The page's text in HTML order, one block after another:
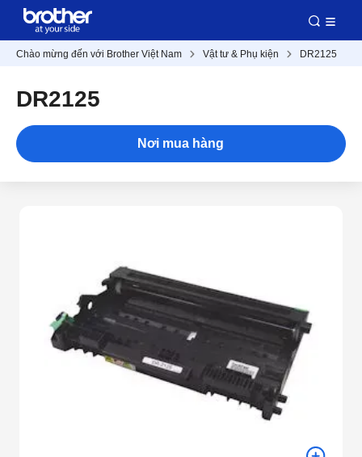
Chào mừng đến với Brother Việt Nam Vật tư & Phụ kiện DR2125
DR2125
Nơi mua hàng